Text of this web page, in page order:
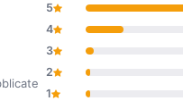
9,6 su 10
5
4
3
2
1